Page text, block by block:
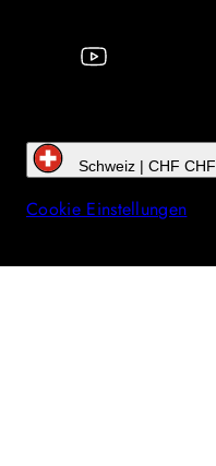
Schweiz | CHF CHF
Cookie Einstellungen